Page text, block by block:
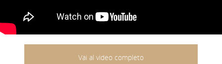
Vai al video completo